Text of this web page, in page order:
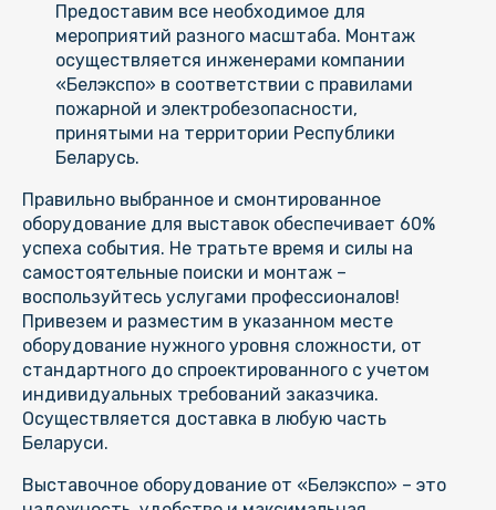
Предоставим все необходимое для
мероприятий разного масштаба. Монтаж
осуществляется инженерами компании
«Белэкспо» в соответствии с правилами
пожарной и электробезопасности,
принятыми на территории Республики
Беларусь.
Правильно выбранное и смонтированное
оборудование для выставок обеспечивает 60%
успеха события. Не тратьте время и силы на
самостоятельные поиски и монтаж –
воспользуйтесь услугами профессионалов!
Привезем и разместим в указанном месте
оборудование нужного уровня сложности, от
стандартного до спроектированного с учетом
индивидуальных требований заказчика.
Осуществляется доставка в любую часть
Беларуси.
Выставочное оборудование от «Белэкспо» – это